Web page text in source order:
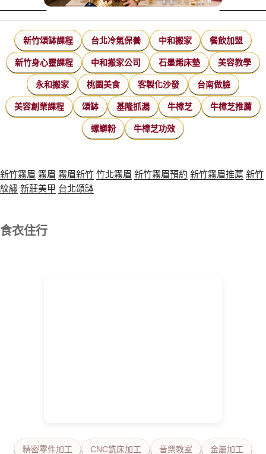
新竹頌缽課程 台北冷氣保養 中和搬家 餐飲加盟
新竹身心靈課程 中和搬家公司 石墨烯床墊 美容教學
永和搬家 桃園美食 客製化沙發 台南做臉
美容創業課程 頌缽 基隆抓漏 牛樟芝 牛樟芝推薦
螺螄粉 牛樟芝功效
新竹霧眉 霧眉 霧眉新竹竹北霧眉 新竹霧眉預約 新竹霧眉推薦 新竹
紋繡新莊美甲 台北頌缽
食衣住行
精密零件加工 CNC銑床加工 音樂教室 金屬加工